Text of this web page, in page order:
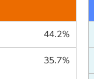
44.2％
35.7％